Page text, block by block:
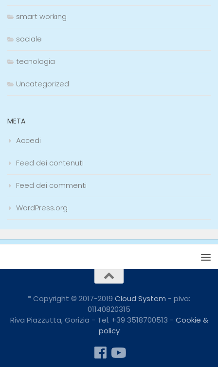
smart working
sociale
tecnologia
Uncategorized
META
Accedi
Feed dei contenuti
Feed dei commenti
WordPress.org
* Copyright © 2017-2019 Cloud System - piva:
01140820315
Riva Piazzutta, Gorizia - Tel. +39 3518700513 - Cookie &
policy